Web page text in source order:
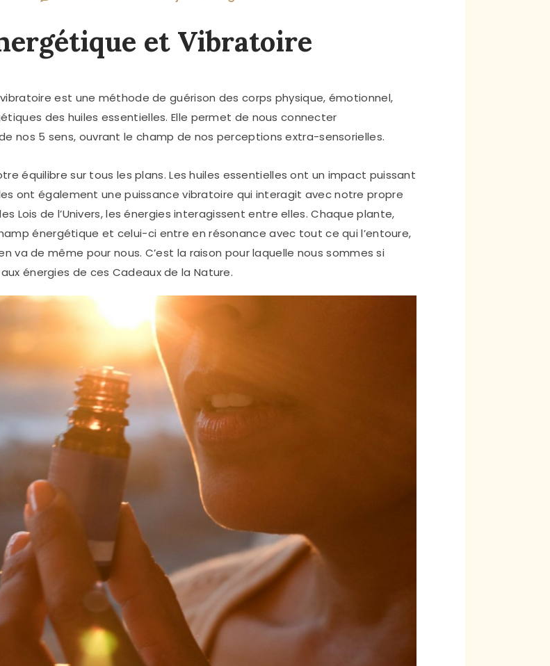
et Vibratoire
est une méthode de guérison des corps physique, émotionnel,
des huiles essentielles. Elle permet de nous connecter
nos 5 sens, ouvrant le champ de nos perceptions extra-sensorielles.
équilibre sur tous les plans. Les huiles essentielles ont un impact puissant
ont également une puissance vibratoire qui interagit avec notre propre
Lois de l’Univers, les énergies interagissent entre elles. Chaque plante,
énergétique et celui-ci entre en résonance avec tout ce qui l’entoure,
va de même pour nous. C’est la raison pour laquelle nous sommes si
énergies de ces Cadeaux de la Nature.